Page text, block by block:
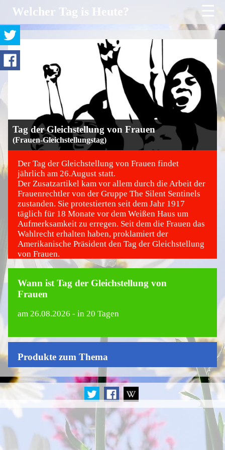
Welcher Tag is Heute? ☰
Tag der Gleichstellung von Frauen
(Frauen-Gleichstellungstag)
©
Der Tag der Gleichstellung von Frauen findet
jährlich am 26.August statt.
Der Zusatzartikel kam vor allem durch die Arbeit der
Frauenrechtler von der Gruppe The Silent Sentinels
zustanden. Sie protestierten seit dem Jahr 1917
täglich für 18 Monate vor dem Weißen Haus um
Aufmerksamkeit zu erregen. Seit dem die Frauen das
Wahlrecht erhalten haben, proklamiert der
Amerikanische Präsident den Tag der Gleichstellung
von Frauen.
Wann ist Tag der Gleichstellung von
Frauen
am 26.08.2026 - in 20 Tagen
Produkte zum Thema